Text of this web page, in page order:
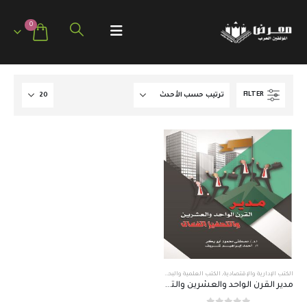
0
FILTER
الكتب الإدارية والإقتصادية, الكتب العلمية والبحثية
مدير القرن الواحد والعشرين والتحفيز الفعال